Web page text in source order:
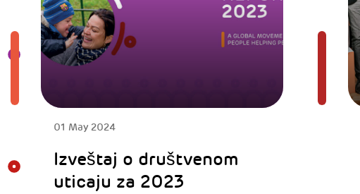
01 May 2024
Izveštaj o društvenom
uticaju za 2023